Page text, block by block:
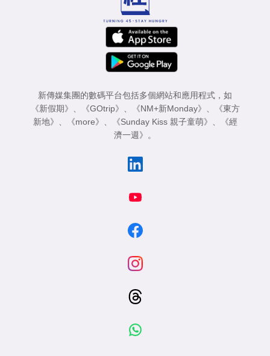
新傳媒集團的數碼平台包括多個網站和應用程式，如
《新假期》
《GOtrip》 《NM+新Monday》
《東方
新地》
《more》 《Sunday Kiss 親子童萌》
《經
濟一週》
。